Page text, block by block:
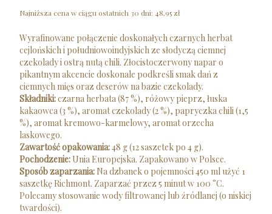
Najniższa cena w ciągu ostatnich 30 dni: 48,95 zł
Wyrafinowane połączenie doskonałych czarnych herbat
cejlońskich i południowoindyjskich ze słodyczą ciemnej
czekolady i ostrą nutą chili. Złocistoczerwony napar o
pikantnym akcencie doskonale podkreśli smak dań z
ciemnych mięs oraz deserów na bazie czekolady.
Składniki:czarna herbata (87 %), różowy pieprz, łuska
kakaowca (3 %), aromat czekolady (2 %), papryczka chili (1,5
%), aromat kremowo-karmelowy, aromat orzecha
laskowego.
Zawartość opakowania:48 g (12 saszetek po 4 g).
Pochodzenie: Unia Europejska. Zapakowano w Polsce.
Sposób zaparzania: Na dzbanek o pojemności 450 ml użyć 1
saszetkę Richmont. Zaparzać przez 5 minut w 100 °C.
Polecamy stosowanie wody filtrowanej lub źródlanej (o niskiej
twardości).